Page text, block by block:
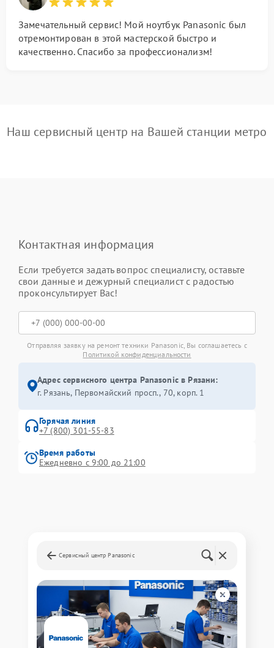
Замечательный сервис! Мой ноутбук Panasonic был
отремонтирован в этой мастерской быстро и
качественно. Спасибо за профессионализм!
Наш сервисный центр на Вашей станции метро
Контактная информация
Если требуется задать вопрос специалисту, оставьте
свои данные и дежурный специалист с радостью
проконсультирует Вас!
Отправляя заявку на ремонт техники Panasonic, Вы соглашаетесь с
Политикой конфиденциальности
Адрес сервисного центра Panasonic в Рязани:
г. Рязань, Первомайский просп., 70, корп. 1
Горячая линия
+7 (800) 301-55-83
Время работы
Ежедневно с 9:00 до 21:00
Сервисный центр Panasonic